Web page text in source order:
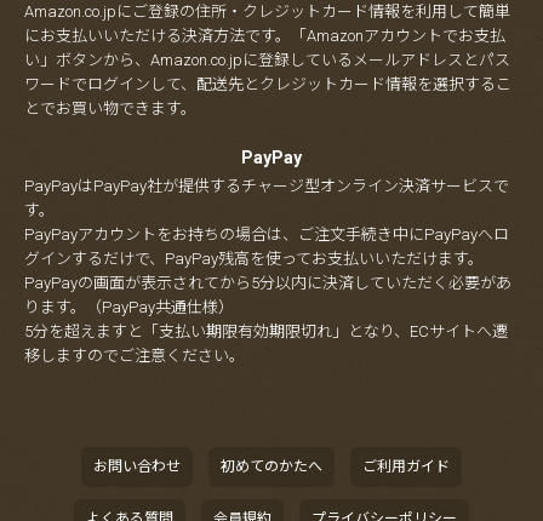
Amazon.co.jpにご登録の住所・クレジットカード情報を利用して簡単
にお支払いいただける決済方法です。「Amazonアカウントでお支払
い」ボタンから、Amazon.co.jpに登録しているメールアドレスとパス
ワードでログインして、配送先とクレジットカード情報を選択するこ
とでお買い物できます。
PayPay
PayPayはPayPay社が提供するチャージ型オンライン決済サービスで
す。
PayPayアカウントをお持ちの場合は、ご注文手続き中にPayPayへロ
グインするだけで、PayPay残高を使ってお支払いいただけます。
PayPayの画面が表示されてから5分以内に決済していただく必要があ
ります。（PayPay共通仕様）
5分を超えますと「支払い期限有効期限切れ」となり、ECサイトへ遷
移しますのでご注意ください。
お問い合わせ 初めてのかたへ ご利用ガイド